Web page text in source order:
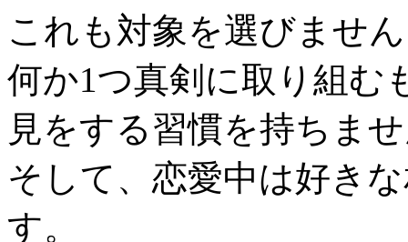
これも対象を選びませ
何か1つ真剣に取り組む
見をする習慣を持ちま
そして、恋愛中は好き
す。